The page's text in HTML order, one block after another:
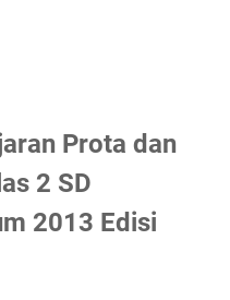
Prota dan
2 SD
2013 Edisi